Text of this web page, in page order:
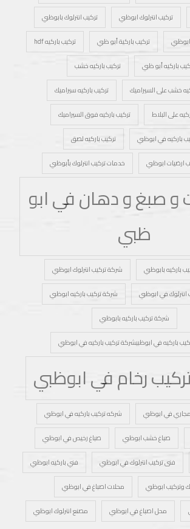
تركيب انترلوك ابوظبي
تركيب انترلوك بابوظبي
تركيب باركية أبو ظبي
تركيب باركيه hdf
باركيه أبو ظبي
تركيب باركيه خشب
خشب على السيراميك
تركيب باركيه سيراميك
على البلاط
تركيب باركيه فوق السيراميك
باركيه في ابوظبي
تركيب باركيه لصق
ارضيات ابوظبي
خدمات تركيب انترلوك بأبوظبي
و صبغ و دهان في ابو
ظبي
باركيه بابوظبي
شركة تركيب انترلوك ابوظبي
في ابوظبي
شركة تركيب باركيه ابوظبي
شركة تركيب باركيه بابوظبي
باركيه في ابوظبيشركة تركيب باركيه في ابوظبي
رخام في ابوظبي
في ابوظبي
شركه تركيب باركيه في ابوظبي
صباغ خشب ابوظبي
صباغ رخيص في ابوظبي
فنى تركيب انترلوك في ابوظبي
فني باركيه ابوظبي
وتركيب ابوظبي
محلات اصباغ في ابوظبي
محل اصباغ في ابوظبي مصنع انترلوك ابوظبي